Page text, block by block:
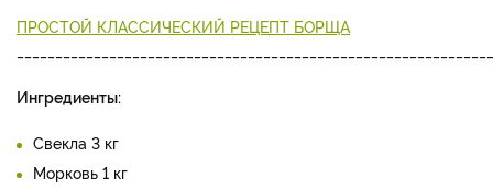
ПРОСТОЙ КЛАССИЧЕСКИЙ РЕЦЕПТ БОРЩА
Ингредиенты:
Свекла 3 кг
Морковь 1 кг